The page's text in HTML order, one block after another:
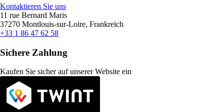
Kontaktieren Sie uns
11 rue Bernard Maris
37270 Montlouis-sur-Loire, Frankreich
+33 1 86 47 62 58
Sichere Zahlung
Kaufen Sie sicher auf unserer Website ein